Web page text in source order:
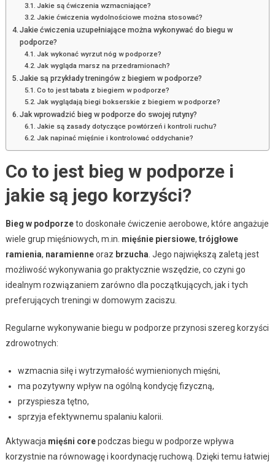
Jakie są ćwiczenia wzmacniające?
Jakie ćwiczenia wydolnościowe można stosować?
Jakie ćwiczenia uzupełniające można wykonywać do biegu w
podporze?
Jak wykonać wyrzut nóg w podporze?
Jak wygląda marsz na przedramionach?
Jakie są przykłady treningów z biegiem w podporze?
Co to jest tabata z biegiem w podporze?
Jak wyglądają biegi bokserskie z biegiem w podporze?
Jak wprowadzić bieg w podporze do swojej rutyny?
Jakie są zasady dotyczące powtórzeń i kontroli ruchu?
Jak napinać mięśnie i kontrolować oddychanie?
Co to jest bieg w podporze i
jakie są jego korzyści?
Bieg w podporzeto doskonałe ćwiczenie aerobowe, które angażuje
wiele grup mięśniowych, m.in. mięśnie piersiowe, trójgłowe
ramienia, naramienneoraz brzucha . Jego największą zaletą jest
możliwość wykonywania go praktycznie wszędzie, co czyni go
idealnym rozwiązaniem zarówno dla początkujących, jak i tych
preferujących treningi w domowym zaciszu.
Regularne wykonywanie biegu w podporze przynosi szereg korzyści
zdrowotnych:
wzmacnia siłę i wytrzymałość wymienionych mięśni,
ma pozytywny wpływ na ogólną kondycję fizyczną,
przyspiesza tętno,
sprzyja efektywnemu spalaniu kalorii.
Aktywacja mięśni corepodczas biegu w podporze wpływa
korzystnie na równowagę i koordynację ruchową. Dzięki temu łatwiej